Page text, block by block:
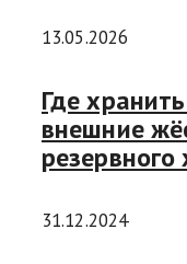
13.05.2026
Где
внешние
резервного
31.12.2024